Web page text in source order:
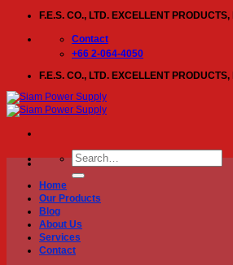
content
F.E.S. CO., LTD. EXCELLENT
Contact
+66 2-064-4050
F.E.S. CO., LTD. EXCELLENT
Search
for:
Home
Our Products
Blog
About Us
Services
Contact